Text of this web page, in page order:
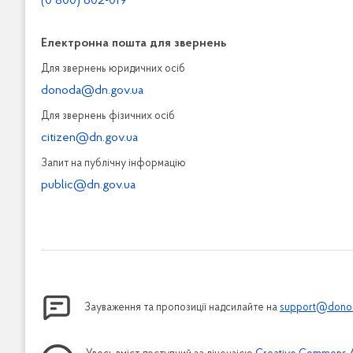
Електронна пошта для звернень
Для звернень юридичних осiб
donoda@dn.gov.ua
Для звернень фізичних осiб
citizen@dn.gov.ua
Запит на публiчну інформацiю
public@dn.gov.ua
Зауваження та пропозиції надсилайте на